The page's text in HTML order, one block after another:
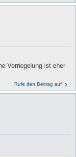
Verriegelung ist eher
Rufe den Beitrag auf